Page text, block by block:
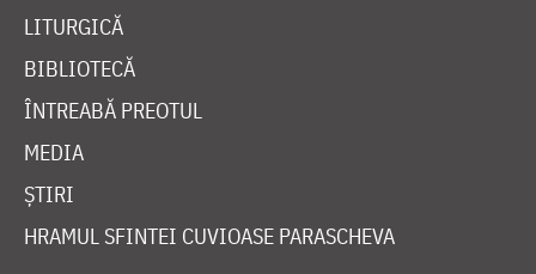
LITURGICĂ
BIBLIOTECĂ
ÎNTREABĂ PREOTUL
MEDIA
ȘTIRI
HRAMUL SFINTEI CUVIOASE PARASCHEVA